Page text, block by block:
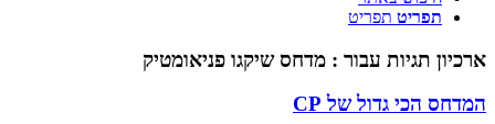
תפריט תפריט
ארכיון תגיות עבור : מדחס שיקגו פניאומטיק
המדחס הכי גדול של CP